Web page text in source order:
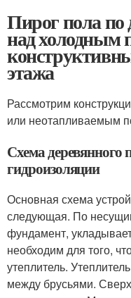
Пирог пола
над холодным
этажа
Рассмотрим
или неотапливаемым
Схема деревянного
гидроизоляции
Основная схема
следующая. По
фундамент,
необходим для того,
утеплитель.
между брусьями.